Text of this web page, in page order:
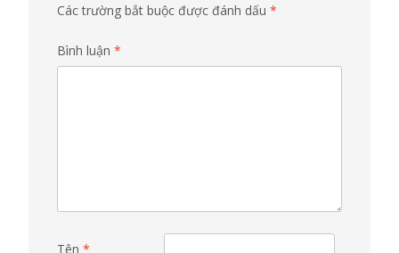
Các trường bắt buộc được đánh dấu *
Bình luận *
Tên *